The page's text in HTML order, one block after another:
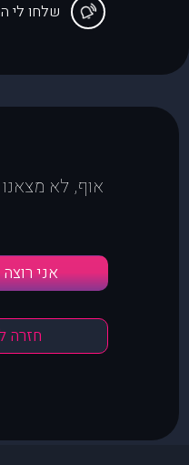
שלחו לי
אוף, לא
אני
חזרה